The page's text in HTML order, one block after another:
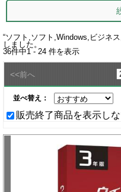
“ソフト,ソフト,Windows,ビジネ
しました。
36件中1 - 24 件を表示
<<前へ
並べ替え：
販売終了商品を表示し